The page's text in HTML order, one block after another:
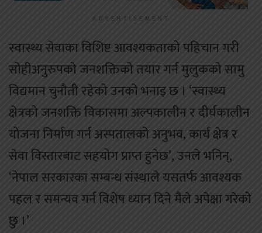
ADVERTISEMENT
स्वास्थ्य सेवाका विशिष्ट आवश्यकताको पहिचान गरी
सोहीअनुरुपको जनशक्तिको तयार गर्न मुलुकको सामु
विद्यमान चुनौती रहेको उनको भनाइ छ । ‘स्वास्थ्य
क्षेत्रको जनशक्ति विकासमा अल्पकालीन र दीर्घकालीन
योजना निर्माण गर्न अस्पतालको अनुभव, कार्य क्षेत्र र
सेवा विस्तारबाट सहयोग प्राप्त हुनेछ’, उनले भनिन्,
‘नेपाल सरकारका सम्बन्ध संस्थाले यसतर्फ आवश्यक
पहल र समन्यव गर्न विशेष ध्यान दिने मैले अपेक्षा गरेको
छु ।’